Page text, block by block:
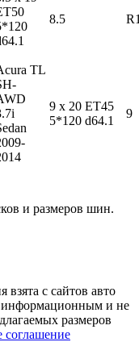
8.5
TL
9 x 20 ET45
5*120 d64.1
9
и размеров шин.
с сайтов авто
информационным и не
размеров
соглашение